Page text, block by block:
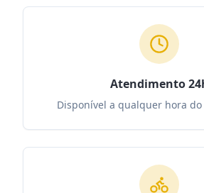
Atendimento
Disponível a qualquer hora